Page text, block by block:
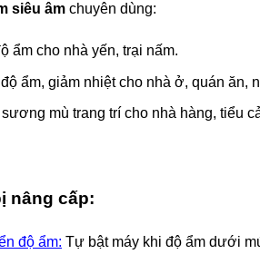
siêu âm chuyên dùng:
ẩm cho nhà yến, trại nấm.
ẩm, giảm nhiệt cho nhà ở, quán ăn,
sương mù trang trí cho nhà hàng, tiểu
nâng cấp:
độ ẩm: Tự bật máy khi độ ẩm dưới